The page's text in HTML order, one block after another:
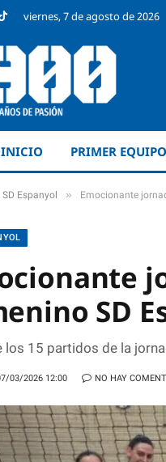
TikTokviernes, 7 de agosto de 2026
INICIO PRIMER EQUIPO
SD Espanyol » Emocionante
SD
los 15 partidos de la
03/2026 12:00 NO HAY